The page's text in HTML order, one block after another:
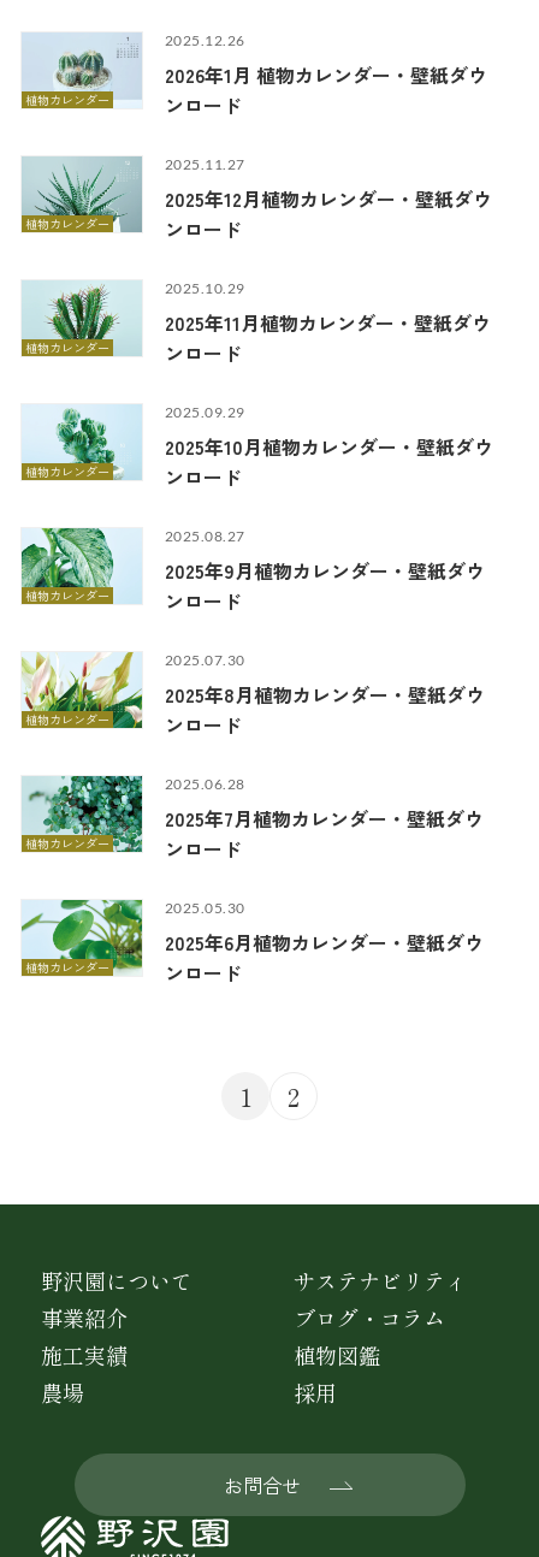
植物カレンダー
2025.12.26
2026年1月 植物カレンダー・壁紙ダウ
ンロード
植物カレンダー
2025.11.27
2025年12月植物カレンダー・壁紙ダウ
ンロード
植物カレンダー
2025.10.29
2025年11月植物カレンダー・壁紙ダウ
ンロード
植物カレンダー
2025.09.29
2025年10月植物カレンダー・壁紙ダウ
ンロード
植物カレンダー
2025.08.27
2025年9月植物カレンダー・壁紙ダウ
ンロード
植物カレンダー
2025.07.30
2025年8月植物カレンダー・壁紙ダウ
ンロード
植物カレンダー
2025.06.28
2025年7月植物カレンダー・壁紙ダウ
ンロード
植物カレンダー
2025.05.30
2025年6月植物カレンダー・壁紙ダウ
ンロード
1 2
野沢園について
事業紹介
施工実績
農場
サステナビリティ
ブログ・コラム
植物図鑑
採用
お問合せ